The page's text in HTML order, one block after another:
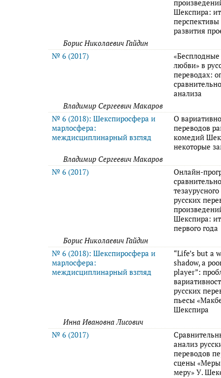
Шекспира:
перспективы
развития
Борис Николаевич Гайдин
№ 6 (2017)
любви» в
переводах:
анализа
Владимир Сергеевич Макаров
№ 6 (2018): Шекспиросфера и
марлосфера:
междисциплинарный взгляд
О
переводов
комедий
некоторые
Владимир Сергеевич Макаров
№ 6 (2017)
Онлайн-
русских
Шекспира:
первого года
Борис Николаевич Гайдин
№ 6 (2018): Шекспиросфера и
марлосфера:
междисциплинарный взгляд
“Life’s but a
shadow, a
player”:
русских
пьесы
Шекспира
Инна Ивановна Лисович
№ 6 (2017)
анализ
переводов
сцены «Меры
меру» У.